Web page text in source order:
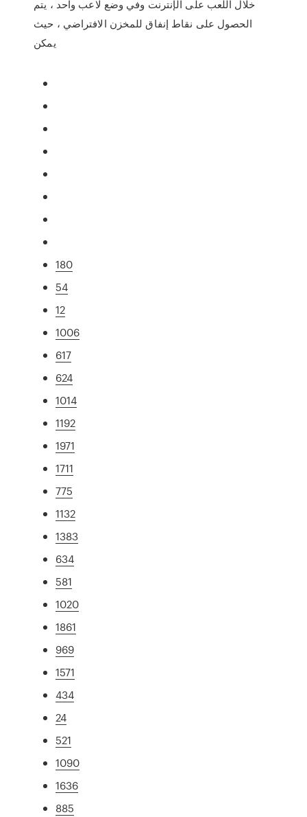
خلال اللعب على الإنترنت وفي وضع لاعب واحد ، يتم
الحصول على نقاط إنفاق للمخزن الافتراضي ، حيث
يمكن
180
54
12
1006
617
624
1014
1192
1971
1711
775
1132
1383
634
581
1020
1861
969
1571
434
24
521
1090
1636
885